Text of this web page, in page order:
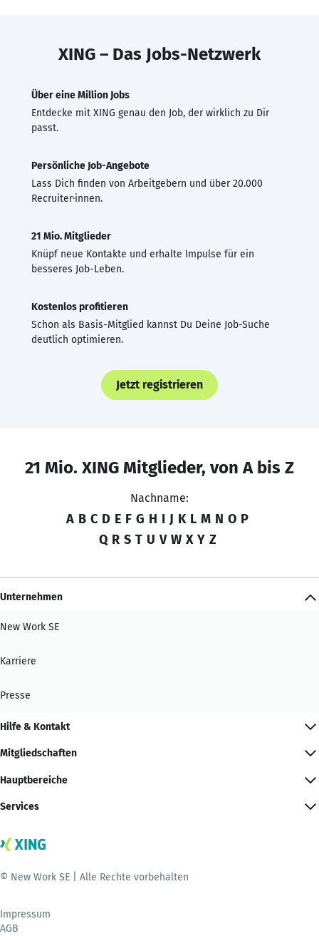
XING – Das Jobs-Netzwerk
Über eine Million Jobs
Entdecke mit XING genau den Job, der wirklich zu Dir
passt.
Persönliche Job-Angebote
Lass Dich finden von Arbeitgebern und über 20.000
Recruiter·innen.
21 Mio. Mitglieder
Knüpf neue Kontakte und erhalte Impulse für ein
besseres Job-Leben.
Kostenlos profitieren
Schon als Basis-Mitglied kannst Du Deine Job-Suche
deutlich optimieren.
Jetzt registrieren
21 Mio. XING Mitglieder, von A bis Z
Nachname:
A B C D E F G H I J K L M N O P
Q R S T U V W X Y Z
Unternehmen
New Work SE
Karriere
Presse
Hilfe & Kontakt
Mitgliedschaften
Hauptbereiche
Services
© New Work SE | Alle Rechte vorbehalten
Impressum
AGB